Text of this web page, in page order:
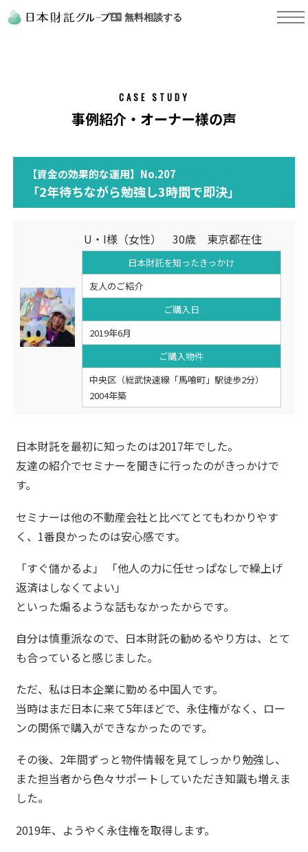
無料相談する
CASE STUDY
事例紹介・オーナー様の声
【資金の効果的な運用】No.207
「2年待ちながら勉強し3時間で即決」
U・I様（女性） 30歳 東京都在住
日本財託を知ったきっかけ
友人のご紹介
ご購入日
2019年6月
ご購入物件
中央区（総武快速線「馬喰町」駅徒歩2分）
2004年築
日本財託を最初に知ったのは2017年でした。
友達の紹介でセミナーを聞きに行ったのがきっかけで
す。
セミナーは他の不動産会社と比べてとてもわかりやす
く、1番良かったのは安心感です。
「すぐ儲かるよ」 「他人の力に任せっぱなしで繰上げ
返済はしなくてよい」
といった煽るような話もなかったからです。
自分は慎重派なので、日本財託の勧めるやり方は、とて
も合っていると感じました。
ただ、私は日本企業に勤める中国人です。
当時はまだ日本に来て5年ほどで、永住権がなく、ロー
ンの関係で購入ができなかったのです。
その後、2年間ずっと物件情報を見てしっかり勉強し、
また担当者から色々サポートしていただき知識も増えま
した。
2019年、ようやく永住権を取得します。